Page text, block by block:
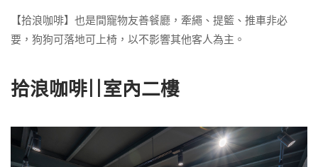
【拾浪咖啡】也是間寵物友善餐廳，牽繩、提籃、推車非必
要，狗狗可落地可上椅，以不影響其他客人為主。
拾浪咖啡||室內二樓